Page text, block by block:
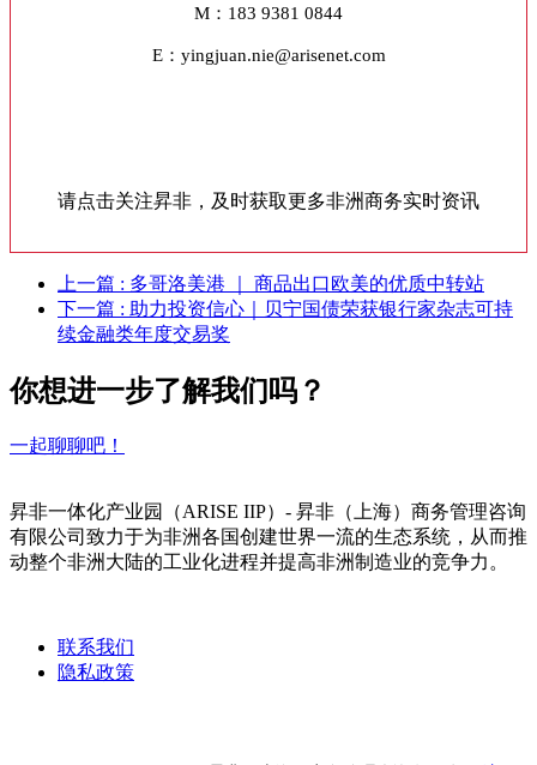
M：183 9381 0844
E：yingjuan.nie@arisenet.com
请点击关注昇非，及时获取更多非洲商务实时资讯
上一篇 : 多哥洛美港 ｜ 商品出口欧美的优质中转站
下一篇 : 助力投资信心｜贝宁国债荣获银行家杂志可持
续金融类年度交易奖
你想进一步了解我们吗？
一起聊聊吧！
昇非一体化产业园（ARISE IIP）- 昇非（上海）商务管理咨询
有限公司致力于为非洲各国创建世界一流的生态系统，从而推
动整个非洲大陆的工业化进程并提高非洲制造业的竞争力。
联系我们
隐私政策